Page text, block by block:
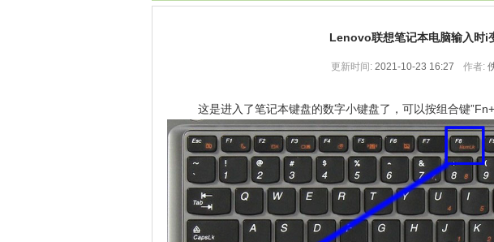
Lenovo联想笔记本电脑输入时i
更新时间: 2021-10-23 16:27 作者:
这是进入了笔记本键盘的数字小键盘了，可以按组合键